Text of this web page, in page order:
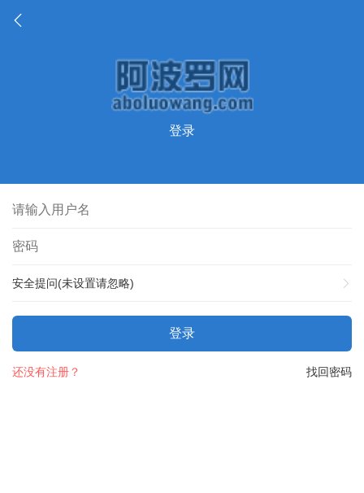
登录
安全提问(未设置请忽略)
登录
找回密码
还没有注册？